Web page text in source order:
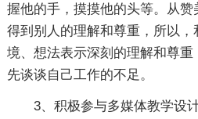
握他的手，摸摸他的头等。从
得到别人的理解和尊重，所以
境、想法表示深刻的理解和尊重
先谈谈自己工作的不足。
3、积极参与多媒体教学设计